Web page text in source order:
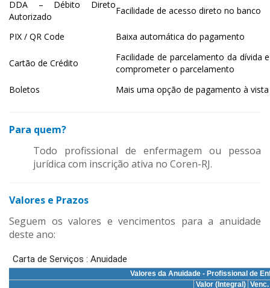
DDA – Débito Direto
Autorizado
Facilidade de acesso direto no banco
PIX / QR Code Baixa automática do pagamento
Cartão de Crédito
Facilidade de parcelamento da
comprometer o parcelamento
Boletos
Mais uma opção de pagamento à
Para quem?
Todo profissional de enfermagem ou pessoa
jurídica com inscrição ativa no Coren-RJ.
Valores e Prazos
Seguem os valores e vencimentos para a anuidade
deste ano: